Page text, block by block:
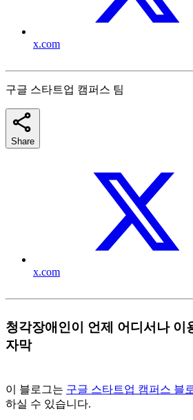
x.com
구글 스타트업 캠퍼스 팀
Share
x.com
청각장애인이 언제 어디서나 이
자막
이 블로그는 구글 스타트업 캠퍼스 블
하실 수 있습니다.